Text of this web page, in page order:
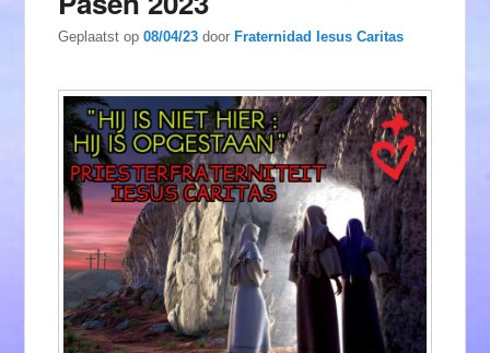
Geplaatst op08/04/23 doorFraternidad Iesus Caritas